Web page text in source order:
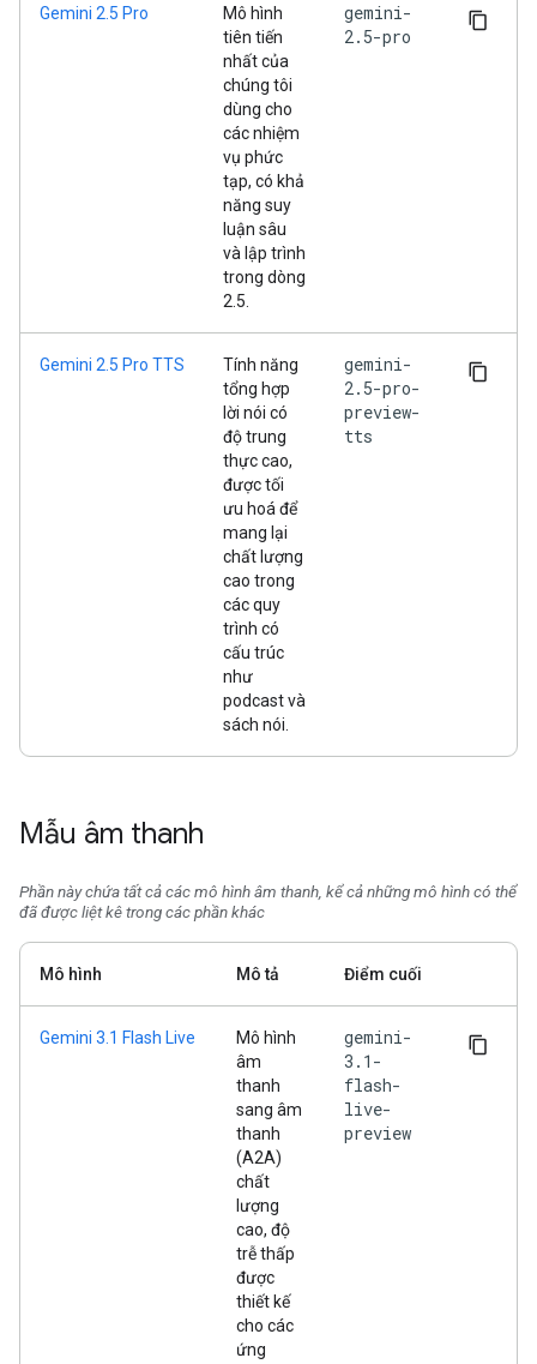
Gemini 2.5 Pro
Mô hình
tiên tiến
nhất của
chúng tôi
dùng cho
các nhiệm
vụ phức
tạp, có khả
năng suy
luận sâu
và lập trình
trong dòng
2.5.
gemini-
2.5-pro
Gemini 2.5 Pro TTS
Tính năng
tổng hợp
lời nói có
độ trung
thực cao,
được tối
ưu hoá để
mang lại
chất lượng
cao trong
các quy
trình có
cấu trúc
như
podcast và
sách nói.
gemini-
2.5-pro-
preview-
tts
Mẫu âm thanh
Phần này chứa tất cả các mô hình âm thanh, kể cả những mô hình có thể
đã được liệt kê trong các phần khác
Mô hình Mô tả Điểm cuối
Gemini 3.1 Flash Live
Mô hình
âm
thanh
sang âm
thanh
(A2A)
chất
lượng
cao, độ
trễ thấp
được
thiết kế
cho các
ứng
gemini-
3.1-
flash-
live-
preview